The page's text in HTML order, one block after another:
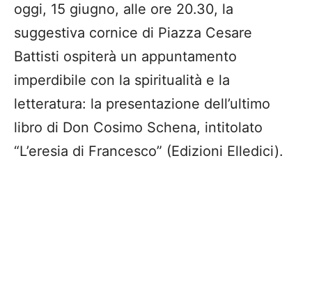
oggi, 15 giugno, alle ore 20.30, la
suggestiva cornice di Piazza Cesare
Battisti ospiterà un appuntamento
imperdibile con la spiritualità e la
letteratura: la presentazione dell’ultimo
libro di Don Cosimo Schena, intitolato
“L’eresia di Francesco” (Edizioni Elledici).